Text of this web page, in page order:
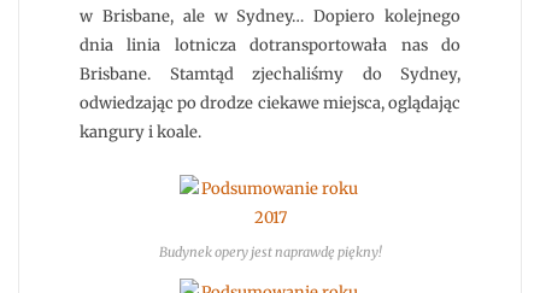
w Brisbane, ale w Sydney… Dopiero kolejnego
dnia linia lotnicza dotransportowała nas do
Brisbane. Stamtąd zjechaliśmy do Sydney,
odwiedzając po drodze ciekawe miejsca, oglądając
kangury i koale.
Budynek opery jest naprawdę piękny!